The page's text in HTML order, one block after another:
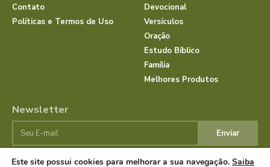
Contato
Políticas e Termos de Uso
Devocional
Versículos
Oração
Estudo Bíblico
Família
Melhores Produtos
Newsletter
Enviar
Este site possui cookies para melhorar a sua navegação. Saiba